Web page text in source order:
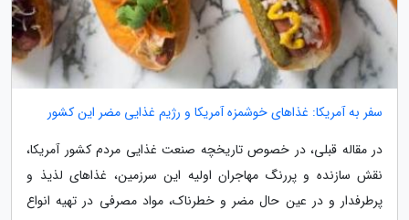
سفر به آمریکا: غذاهای خوشمزه آمریکا و رژیم غذایی مضر این کشور
در مقاله قبلی، در خصوص تاریخچه صنعت غذایی مردم کشور آمریکا،
نقش سازنده و پررنگ مهاجران اولیه این سرزمین، غذاهای لذیذ و
پرطرفدار و در عین حال مضر و خطرناک، مواد مصرفی در تهیه انواع